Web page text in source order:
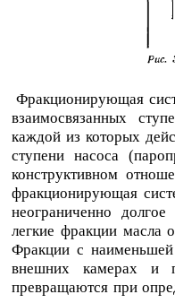
Фракционирующая
взаимосвязанных
каждой из которых
ступени насоса
конструктивном
фракционирующая
неограниченно
легкие фракции масла
Фракции с
внешних камерах и
превращаются при